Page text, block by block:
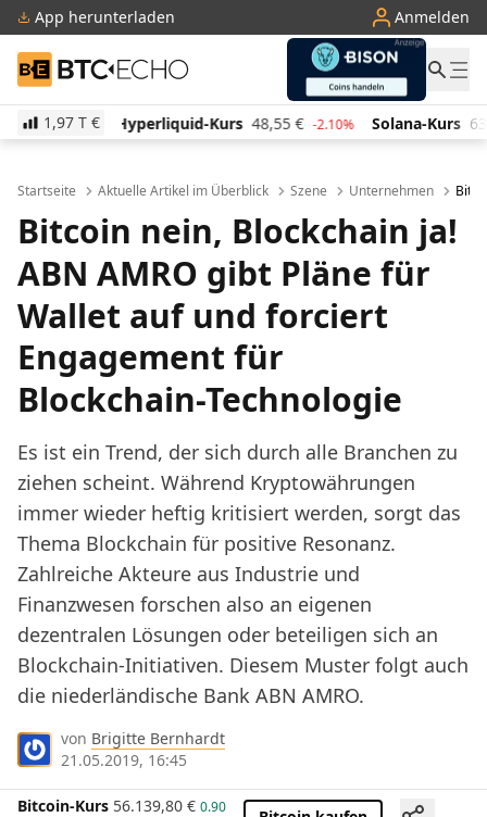
App herunterladen Anmelden
BTC-ECHO
1,97 T €
Kurs 48,55 € -2.10% Solana-Kurs 63,98 € -0.20% TRON-
Startseite Aktuelle Artikel im Überblick Szene Unternehmen
Bitcoin nein, Blockchain ja!
ABN AMRO gibt Pläne für
Wallet auf und forciert
Engagement für
Blockchain-Technologie
Es ist ein Trend, der sich durch alle Branchen zu
ziehen scheint. Während Kryptowährungen
immer wieder heftig kritisiert werden, sorgt das
Thema Blockchain für positive Resonanz.
Zahlreiche Akteure aus Industrie und
Finanzwesen forschen also an eigenen
dezentralen Lösungen oder beteiligen sich an
Blockchain-Initiativen. Diesem Muster folgt auch
die niederländische Bank ABN AMRO.
von Brigitte Bernhardt
21.05.2019, 16:45
Bitcoin-Kurs 56.139,80 € 0.90